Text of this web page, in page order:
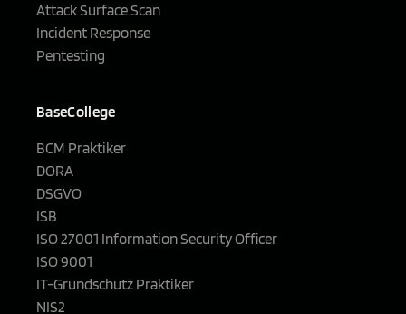
Attack Surface Scan
Incident Response
Pentesting
BaseCollege
BCM Praktiker
DORA
DSGVO
ISB
ISO 27001 Information Security Officer
ISO 9001
IT-Grundschutz Praktiker
NIS2